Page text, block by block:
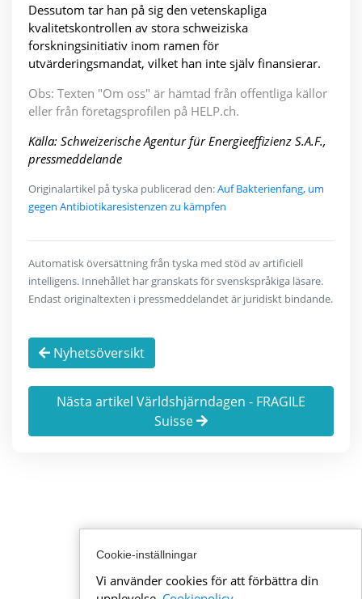
Dessutom tar han på sig den vetenskapliga
kvalitetskontrollen av stora schweiziska
forskningsinitiativ inom ramen för
utvärderingsmandat, vilket han inte själv finansierar.
Obs: Texten "Om oss" är hämtad från offentliga källor
eller från företagsprofilen på HELP.ch.
Källa: Schweizerische Agentur für Energieeffizienz S.A.F.,
pressmeddelande
Originalartikel på tyska publicerad den:Auf Bakterienfang, um
gegen Antibiotikaresistenzen zu kämpfen
Automatisk översättning från tyska med stöd av artificiell
intelligens. Innehållet har granskats för svenskspråkiga läsare.
Endast originaltexten i pressmeddelandet är juridiskt bindande.
Nyhetsöversikt
Nästa artikel Världshjärndagen - FRAGILE
Suisse
Cookie-inställningar
Vi använder cookies för att förbättra din